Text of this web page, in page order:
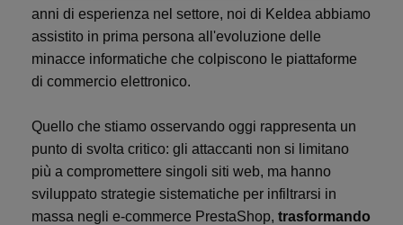
anni di esperienza nel settore, noi di KeIdea abbiamo
assistito in prima persona all'evoluzione delle
minacce informatiche che colpiscono le piattaforme
di commercio elettronico.
Quello che stiamo osservando oggi rappresenta un
punto di svolta critico: gli attaccanti non si limitano
più a compromettere singoli siti web, ma hanno
sviluppato strategie sistematiche per infiltrarsi in
massa negli e-commerce PrestaShop, trasformando